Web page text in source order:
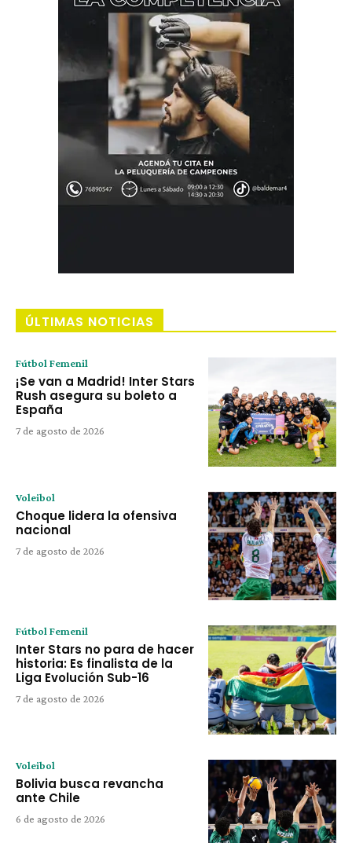
ÚLTIMAS NOTICIAS
Fútbol Femenil
¡Se van a Madrid! Inter Stars
Rush asegura su boleto a
España
7 de agosto de 2026
Voleibol
Choque lidera la ofensiva
nacional
7 de agosto de 2026
Fútbol Femenil
Inter Stars no para de hacer
historia: Es finalista de la
Liga Evolución Sub-16
7 de agosto de 2026
Voleibol
Bolivia busca revancha
ante Chile
6 de agosto de 2026